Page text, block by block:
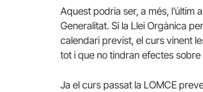
Aquest podria ser, a més,
Generalitat. Si la Llei Orgànica
calendari previst, el curs vinent
tot i que no tindran efectes
Ja el curs passat la LOMCE